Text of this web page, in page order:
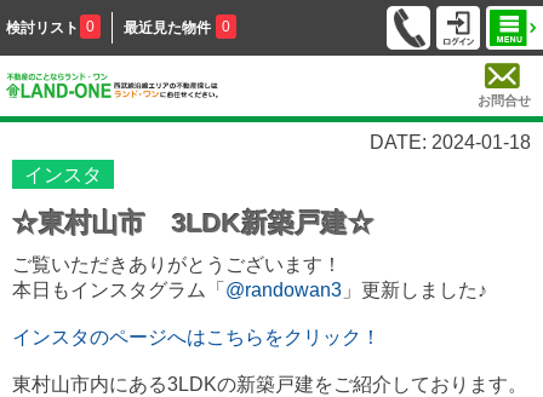
検討リスト 0 最近見た物件 0
お問合せ
DATE: 2024-01-18
インスタ
☆東村山市 3LDK新築戸建☆
ご覧いただきありがとうございます！
本日もインスタグラム「 @randowan3 」更新しました♪
インスタのページへはこちらをクリック！
東村山市内にある3LDKの新築戸建をご紹介しております。